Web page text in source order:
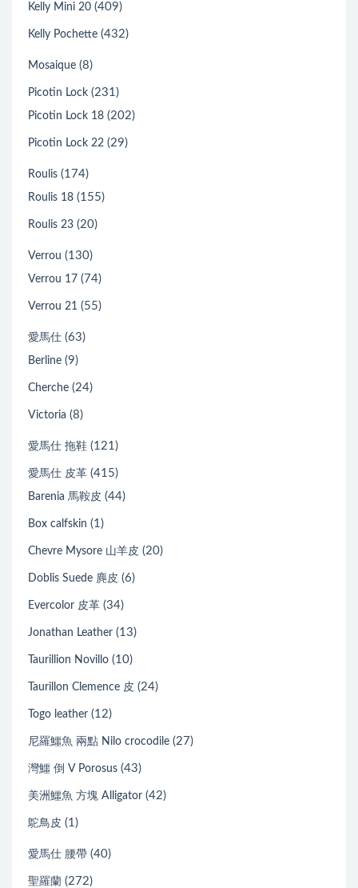
Kelly Mini 20 (409)
Kelly Pochette (432)
Mosaique (8)
Picotin Lock (231)
Picotin Lock 18 (202)
Picotin Lock 22 (29)
Roulis (174)
Roulis 18 (155)
Roulis 23 (20)
Verrou (130)
Verrou 17 (74)
Verrou 21 (55)
愛馬仕 (63)
Berline (9)
Cherche (24)
Victoria (8)
愛馬仕 拖鞋 (121)
愛馬仕 皮革 (415)
Barenia 馬鞍皮 (44)
Box calfskin (1)
Chevre Mysore 山羊皮 (20)
Doblis Suede 麂皮 (6)
Evercolor 皮革 (34)
Jonathan Leather (13)
Taurillion Novillo (10)
Taurillon Clemence 皮 (24)
Togo leather (12)
尼羅鱷魚 兩點 Nilo crocodile (27)
灣鱷 倒 V Porosus (43)
美洲鱷魚 方塊 Alligator (42)
鴕鳥皮 (1)
愛馬仕 腰帶 (40)
聖羅蘭 (272)